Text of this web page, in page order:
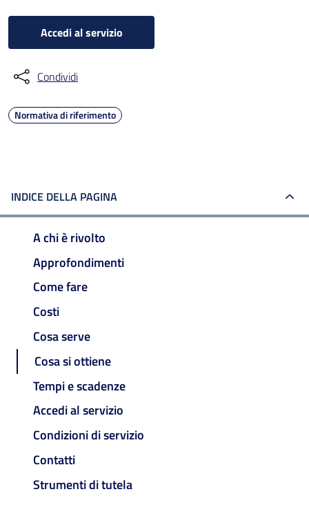
Accedi al servizio
Condividi
Normativa di riferimento
INDICE DELLA PAGINA
A chi è rivolto
Approfondimenti
Come fare
Costi
Cosa serve
Cosa si ottiene
Tempi e scadenze
Accedi al servizio
Condizioni di servizio
Contatti
Strumenti di tutela